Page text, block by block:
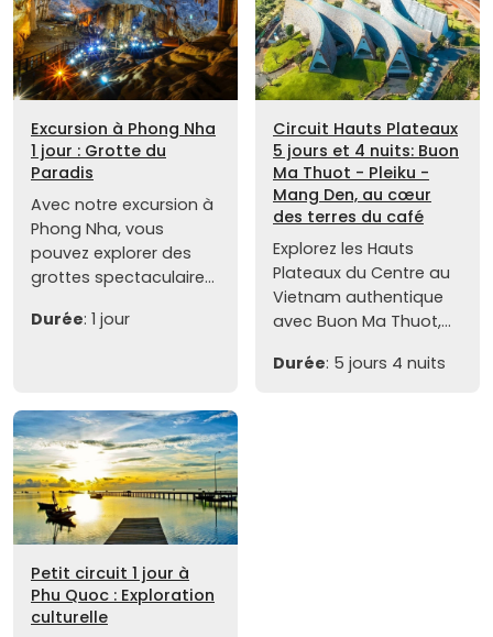
Excursion à Phong Nha
1 jour : Grotte du
Paradis
Avec notre excursion à
Phong Nha, vous
pouvez explorer des
grottes spectaculaire...
Durée: 1 jour
Circuit Hauts Plateaux
5 jours et 4 nuits: Buon
Ma Thuot - Pleiku -
Mang Den, au cœur
des terres du café
Explorez les Hauts
Plateaux du Centre au
Vietnam authentique
avec Buon Ma Thuot,...
Durée: 5 jours 4 nuits
Petit circuit 1 jour à
Phu Quoc : Exploration
culturelle